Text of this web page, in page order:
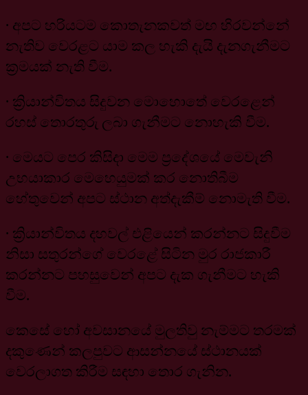
· අපට හරියටම කොතැනකවත් මඟ හිරවන්නේ
නැතිව වෙරළට යාම කල හැකි දැයි දැනගැනීමට
ක්‍රමයක් නැති වීම.
· ක්‍රියාන්විතය සිදුවන මොහොතේ වෙරළෙන්
රහස් තොරතුරු ලබා ගැනීමට නොහැකි වීම.
· මෙයට පෙර කිසිදා මෙම ප්‍රදේශයේ මෙවැනි
උභයාකාර මෙහෙයුමක් කර නොතිබීම
හේතුවෙන් අපට ස්ථාන අත්දැකීම් නොමැති වීම.
· ක්‍රියාන්විතය දහවල් එළියෙන් කරන්නට සිදුවීම
නිසා සතුරන්ගේ වෙරළේ සිටින මුර රාජකාරී
කරන්නට පහසුවෙන් අපට දැක ගැනීමට හැකි
වීම.
කෙසේ හෝ අවසානයේ මුලතිවු නැම්මට තරමක්
දකුණෙන් කලපුවට ආසන්නයේ ස්ථානයක්
වෙරලාගත කිරීම සඳහා තොර ගැනින.